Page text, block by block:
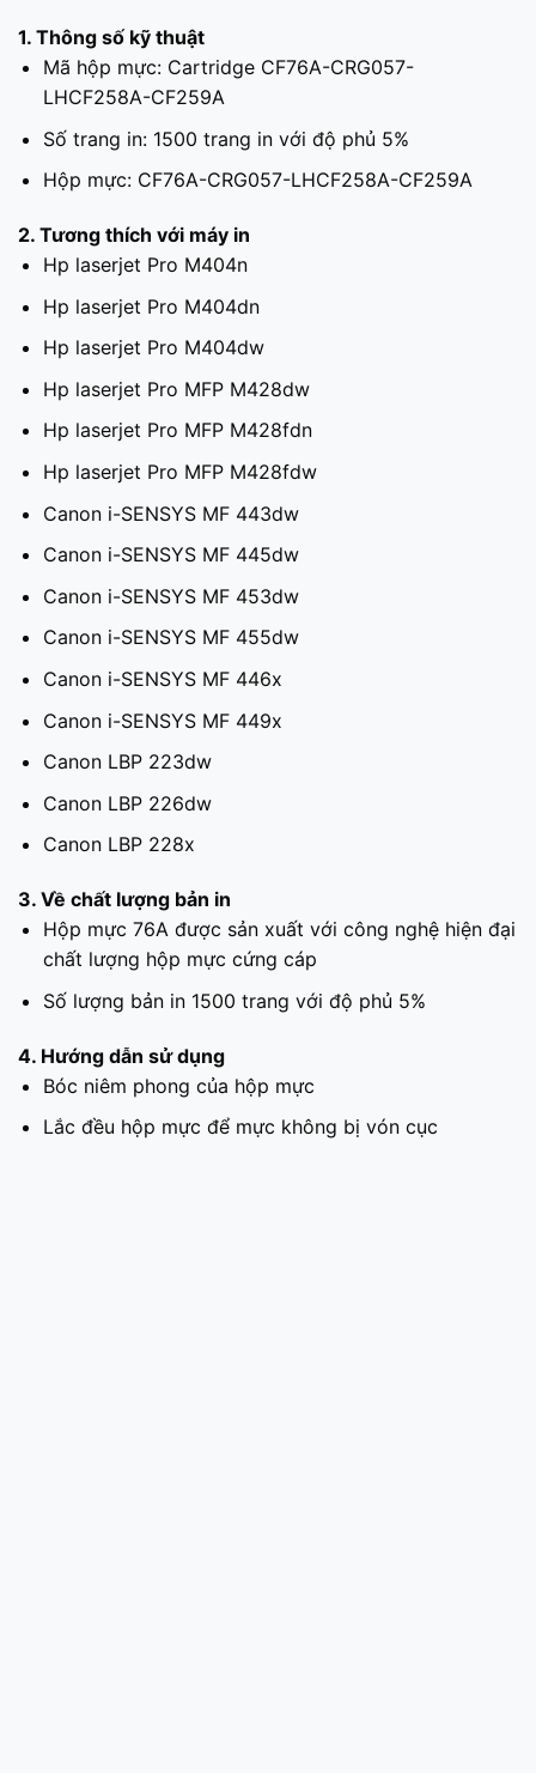
1. Thông số kỹ thuật
Mã hộp mực: Cartridge CF76A-CRG057-
LHCF258A-CF259A
Số trang in: 1500 trang in với độ phủ 5%
Hộp mực: CF76A-CRG057-LHCF258A-CF259A
2. Tương thích với máy in
Hp laserjet Pro M404n
Hp laserjet Pro M404dn
Hp laserjet Pro M404dw
Hp laserjet Pro MFP M428dw
Hp laserjet Pro MFP M428fdn
Hp laserjet Pro MFP M428fdw
Canon i-SENSYS MF 443dw
Canon i-SENSYS MF 445dw
Canon i-SENSYS MF 453dw
Canon i-SENSYS MF 455dw
Canon i-SENSYS MF 446x
Canon i-SENSYS MF 449x
Canon LBP 223dw
Canon LBP 226dw
Canon LBP 228x
3. Về chất lượng bản in
Hộp mực 76A được sản xuất với công nghệ hiện đại
chất lượng hộp mực cứng cáp
Số lượng bản in 1500 trang với độ phủ 5%
4. Hướng dẫn sử dụng
Bóc niêm phong của hộp mực
Lắc đều hộp mực để mực không bị vón cục